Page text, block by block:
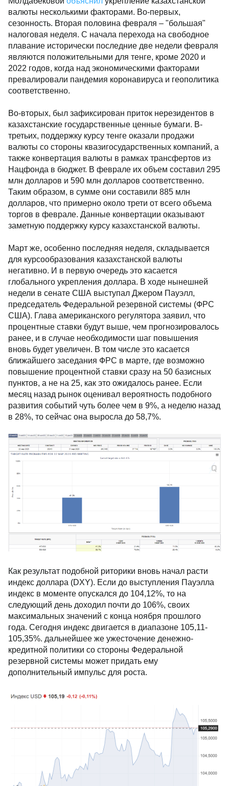
валюты несколькими факторами. Во-первых,
сезонность. Вторая половина февраля – "большая"
налоговая неделя. С начала перехода на свободное
плавание исторически последние две недели февраля
являются положительными для тенге, кроме 2020 и
2022 годов, когда над экономическими факторами
превалировали пандемия коронавируса и геополитика
соответственно.
Во-вторых, был зафиксирован приток нерезидентов в
казахстанские государственные ценные бумаги. В-
третьих, поддержку курсу тенге оказали продажи
валюты со стороны квазигосударственных компаний, а
также конвертация валюты в рамках трансфертов из
Нацфонда в бюджет. В феврале их объем составил 295
млн долларов и 590 млн долларов соответственно.
Таким образом, в сумме они составили 885 млн
долларов, что примерно около трети от всего объема
торгов в феврале. Данные конвертации оказывают
заметную поддержку курсу казахстанской валюты.
Март же, особенно последняя неделя, складывается
для курсообразования казахстанской валюты
негативно. И в первую очередь это касается
глобального укрепления доллара. В ходе нынешней
недели в сенате США выступал Джером Пауэлл,
председатель Федеральной резервной системы (ФРС
США). Глава американского регулятора заявил, что
процентные ставки будут выше, чем прогнозировалось
ранее, и в случае необходимости шаг повышения
вновь будет увеличен. В том числе это касается
ближайшего заседания ФРС в марте, где возможно
повышение процентной ставки сразу на 50 базисных
пунктов, а не на 25, как это ожидалось ранее. Если
месяц назад рынок оценивал вероятность подобного
развития событий чуть более чем в 9%, а неделю назад
в 28%, то сейчас она выросла до 58,7%.
Как результат подобной риторики вновь начал расти
индекс доллара (DXY). Если до выступления Пауэлла
индекс в моменте опускался до 104,12%, то на
следующий день доходил почти до 106%, своих
максимальных значений с конца ноября прошлого
года. Сегодня индекс двигается в диапазоне 105,11-
105,35%. дальнейшее же ужесточение денежно-
кредитной политики со стороны Федеральной
резервной системы может придать ему
дополнительный импульс для роста.